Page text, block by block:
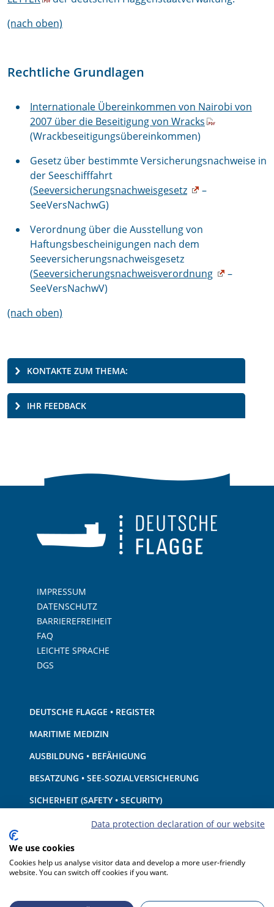
(nach oben)
Rechtliche Grundlagen
Internationale Übereinkommen von Nairobi von
2007 über die Beseitigung von Wracks
(Wrackbeseitigungsübereinkommen)
Gesetz über bestimmte Versicherungsnachweise in
der Seeschifffahrt
(Seeversicherungsnachweisgesetz
–
SeeVersNachwG)
Verordnung über die Ausstellung von
Haftungsbescheinigungen nach dem
Seeversicherungsnachweisgesetz
(Seeversicherungsnachweisverordnung
–
SeeVersNachwV)
(nach oben)
KONTAKTE ZUM THEMA:
IHR FEEDBACK
IMPRESSUM
DATENSCHUTZ
BARRIEREFREIHEIT
FAQ
LEICHTE SPRACHE
DGS
DEUTSCHE FLAGGE • REGISTER
MARITIME MEDIZIN
AUSBILDUNG • BEFÄHIGUNG
BESATZUNG • SEE-SOZIALVERSICHERUNG
SICHERHEIT (SAFETY • SECURITY)
SCHIFF • AUSRÜSTUNG
UMWELTSCHUTZ • KLIMA
HAFTUNG • FINANZEN
Data protection declaration of our website
We use cookies
Cookies help us analyse visitor data and develop a more user-friendly
website. You can switch off cookies if you want.